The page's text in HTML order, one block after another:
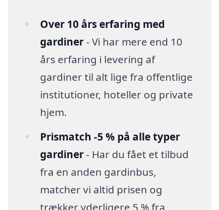
Over 10 års erfaring med
gardiner- Vi har mere end 10
års erfaring i levering af
gardiner til alt lige fra offentlige
institutioner, hoteller og private
hjem.
Prismatch -5 % på alle typer
gardiner- Har du fået et tilbud
fra en anden gardinbus,
matcher vi altid prisen og
trækker yderligere 5 % fra